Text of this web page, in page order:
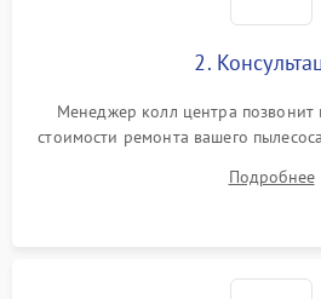
2.
Менеджер колл центра позвонит
стоимости ремонта вашего
Подробнее